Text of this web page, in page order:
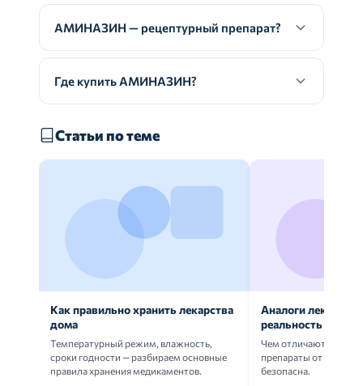
АМИНАЗИН — рецептурный препарат?
Где купить АМИНАЗИН?
Статьи по теме
Как правильно хранить лекарства
дома
Температурный режим, влажность,
сроки годности — разбираем основные
правила хранения медикаментов.
Аналоги
реальность
Чем отличаются
препараты от
безопасна.